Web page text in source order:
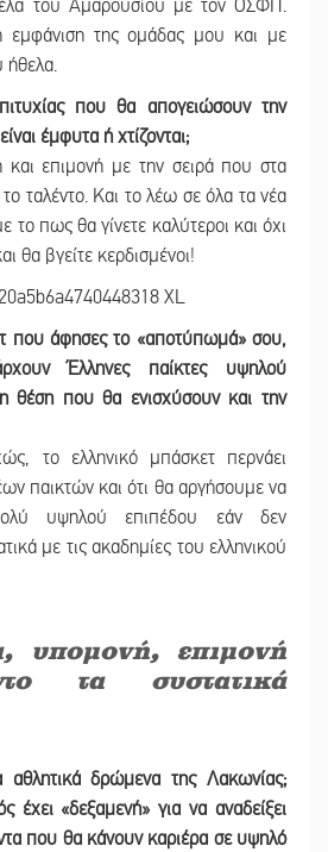
του Αμαρουσίου με τον ΟΣΦΠ.
εμφάνιση της ομάδας μου και με
που θα απογειώσουν την
έμφυτα ή χτίζονται;
επιμονή με την σειρά που στα
ταλέντο. Και το λέω σε όλα τα νέα
το πως θα γίνετε καλύτεροι και όχι
θα βγείτε κερδισμένοι!
που άφησες το «αποτύπωμά» σου,
Έλληνες παίκτες υψηλού
θέση που θα ενισχύσουν και την
το ελληνικό μπάσκετ περνάει
παικτών και ότι θα αργήσουμε να
υψηλού επιπέδου εάν δεν
με τις ακαδημίες του ελληνικού
υπομονή, επιμονή
τα συστατικά
δρώμενα της Λακωνίας;
έχει «δεξαμενή» για να αναδείξει
που θα κάνουν καριέρα σε υψηλό